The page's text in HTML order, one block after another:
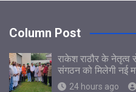
Column Post
राकेश राठौर के नेतृत्व
संगठन को मिलेगी नई
24 hours ago